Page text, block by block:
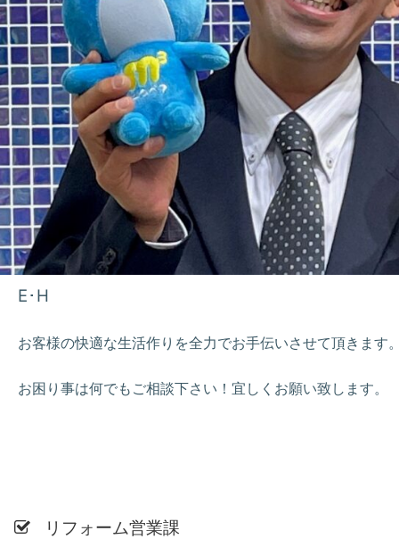
E･H
お客様の快適な生活作りを全力でお手伝いさせて頂きます
お困り事は何でもご相談下さい！宜しくお願い致します。
リフォーム営業課